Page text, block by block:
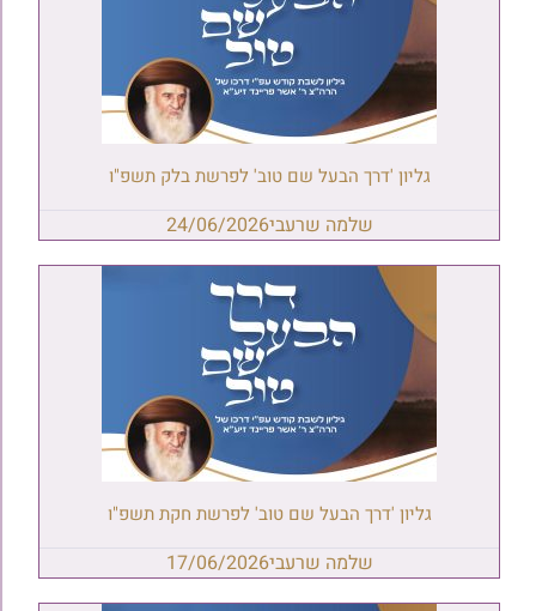
גליון 'דרך הבעל שם טוב' לפרשת בלק תשפ"ו
שלמה שרעבי24/06/2026
גליון 'דרך הבעל שם טוב' לפרשת חקת תשפ"ו
שלמה שרעבי17/06/2026